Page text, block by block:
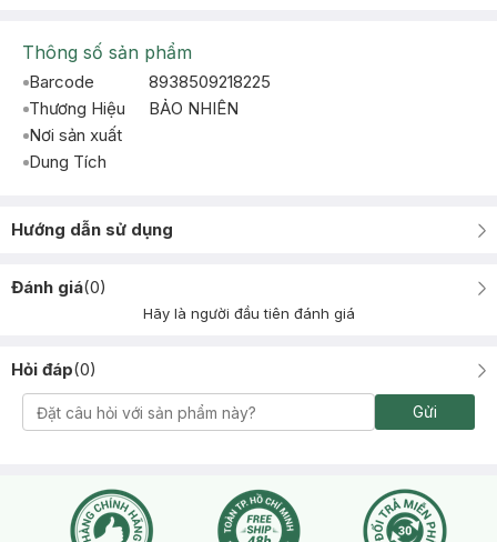
Thông số sản phẩm
Barcode
8938509218225
Thương Hiệu
BẢO NHIÊN
Nơi sản xuất
Dung Tích
Hướng dẫn sử dụng
Đánh giá(0)
Hãy là người đầu tiên đánh giá
Hỏi đáp(0)
Gửi